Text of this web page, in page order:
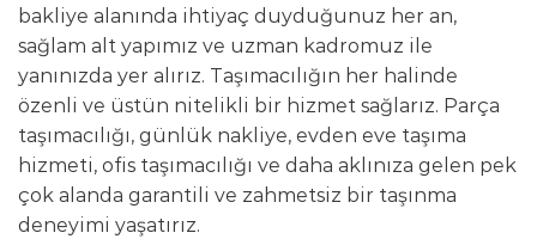
bakliye alanında ihtiyaç duyduğunuz her an,
sağlam alt yapımız ve uzman kadromuz ile
yanınızda yer alırız. Taşımacılığın her halinde
özenli ve üstün nitelikli bir hizmet sağlarız. Parça
taşımacılığı, günlük nakliye, evden eve taşıma
hizmeti, ofis taşımacılığı ve daha aklınıza gelen pek
çok alanda garantili ve zahmetsiz bir taşınma
deneyimi yaşatırız.